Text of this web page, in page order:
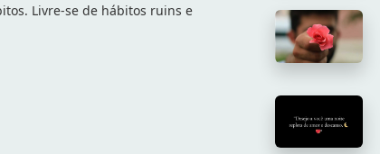
Livre-se de hábitos ruins e